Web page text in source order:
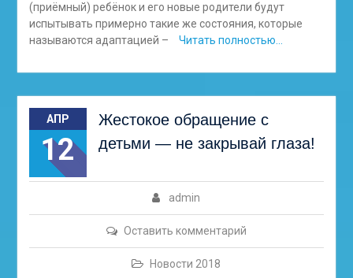
(приёмный) ребёнок и его новые родители будут
испытывать примерно такие же состояния, которые
называются адаптацией –
Читать полностью…
АПР
12
Жестокое обращение с
детьми — не закрывай глаза!
admin
Оставить комментарий
Новости 2018